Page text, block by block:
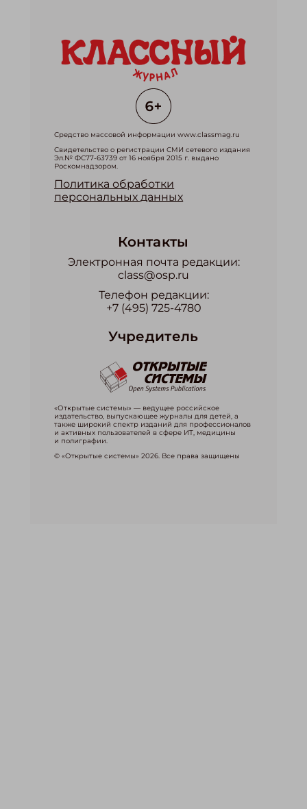
Средство массовой информации www.classmag.ru
Свидетельство о регистрации СМИ сетевого издания
Эл.№ ФС77-63739 от 16 ноября 2015 г. выдано
Роскомнадзором.
Политика обработки
персональных данных
Контакты
Электронная почта редакции:
class@osp.ru
Телефон редакции:
+7 (495) 725-4780
Учредитель
«Открытые системы» — ведущее российское
издательство, выпускающее журналы для детей, а
также широкий спектр изданий для профессионалов
и активных пользователей в сфере ИТ, медицины
и полиграфии.
© «Открытые системы» 2026. Все права защищены